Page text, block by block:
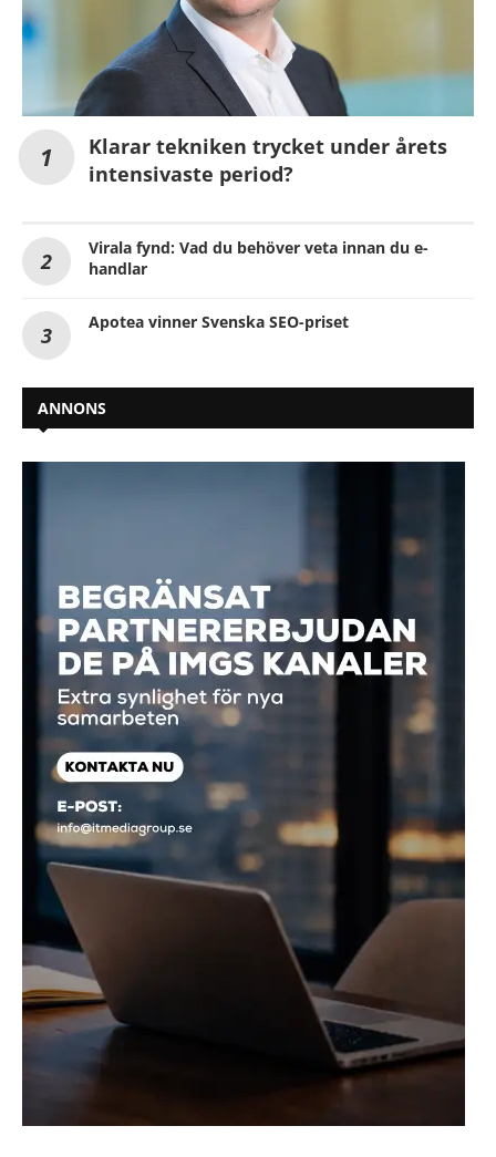
Klarar tekniken trycket under årets
intensivaste period?
Virala fynd: Vad du behöver veta innan du e-
handlar
Apotea vinner Svenska SEO-priset
ANNONS